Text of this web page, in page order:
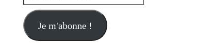
mail
ici
Je m'abonne !